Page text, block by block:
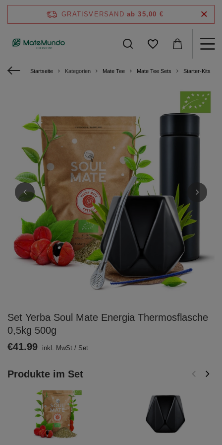
GRATISVERSAND ab 35,00 €
Startseite Kategorien Mate Tee Mate Tee Sets Starter-Kits
Set Yerba Soul Mate Energia Thermosflasche
0,5kg 500g
Produkte im Set
€41.99 inkl. MwSt / Set